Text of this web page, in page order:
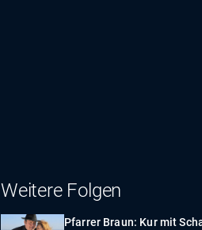
Weitere Folgen
Pfarrer Braun: Kur mit